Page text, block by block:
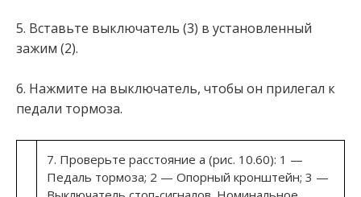
5. Вставьте выключатель (3) в установленный
зажим (2).
6. Нажмите на выключатель, чтобы он прилегал к
педали тормоза.
7. Проверьте расстояние а (рис. 10.60): 1 —
Педаль тормоза; 2 — Опорный кронштейн; 3 —